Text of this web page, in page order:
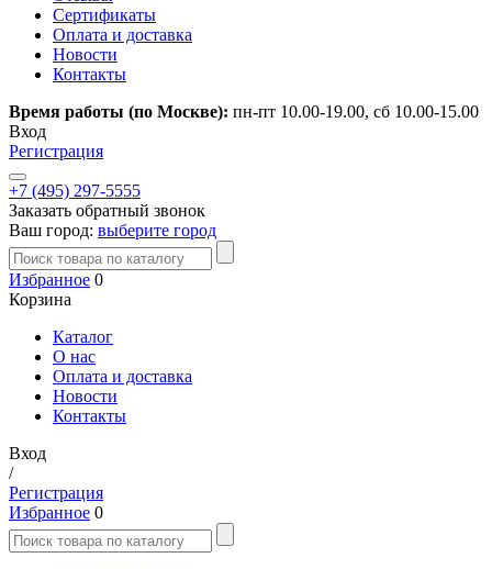
Сертификаты
Оплата и доставка
Новости
Контакты
Время работы (по Москве): пн-пт 10.00-19.00, сб 10.00-15.00
Вход
Регистрация
+7 (495) 297-5555
Заказать обратный звонок
Ваш город: выберите город
Избранное 0
Корзина
Каталог
О нас
Оплата и доставка
Новости
Контакты
Вход
/
Регистрация
Избранное 0